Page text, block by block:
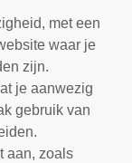
met een
waar je
zijn.
je aanwezig
gebruik van
aan, zoals